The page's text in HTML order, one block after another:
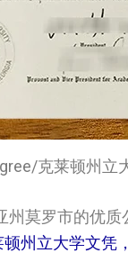
克莱顿州立
州莫罗市的优
州立大学文凭，